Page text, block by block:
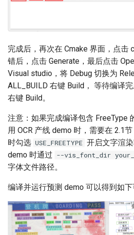
完成后，再次在 Cmake 界面，点击
错后，点击 Generate，最后点击
Visual studio，将 Debug 切换为
ALL_BUILD 右键 Build， 等待编译
右键 Build。
注意：如果完成编译包含 FreeType
用 OCR 产线 demo 时，需要在 2.1
时勾选 USE_FREETYPE 开启文字渲
demo 时通过 --vis_font_dir
字体文件路径。
编译并运行预测 demo 可以得到如下